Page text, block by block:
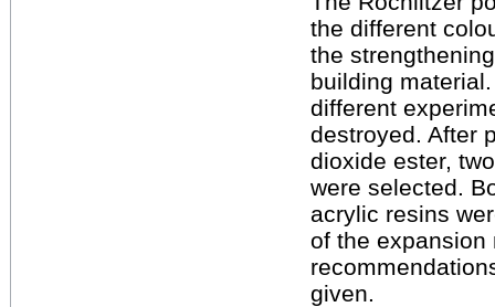
the different
the
building
different
destroyed. After
dioxide ester,
were selected.
acrylic resins
of the expansion
given.